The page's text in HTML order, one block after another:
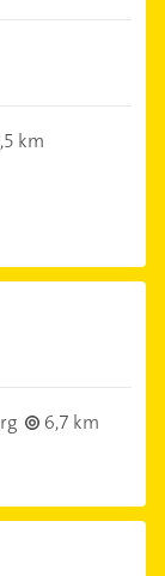
km
6,7 km